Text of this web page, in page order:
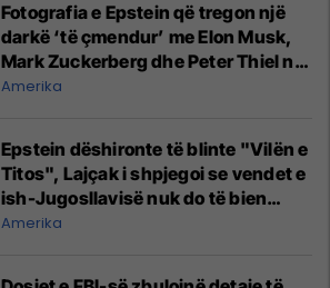
Fotografia e Epstein që tregon një
darkë ‘të çmendur’ me Elon Musk,
Mark Zuckerberg dhe Peter Thiel në
vitin 2015
Amerika
Epstein dëshironte të blinte "Vilën e
Titos", Lajçak i shpjegoi se vendet e
ish-Jugosllavisë nuk do të bien
kurrë dakord
Amerika